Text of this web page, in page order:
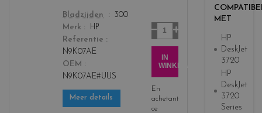
color
Bladzijden
300
Merk
HP
Referentie
N9K07AE
OEM
N9K07AE#UUS
Meer details
Aantal
IN
WINKELWAGEN
En
achetant
ce
MET
HP
DeskJet
3720
HP
DeskJet
3720
Series